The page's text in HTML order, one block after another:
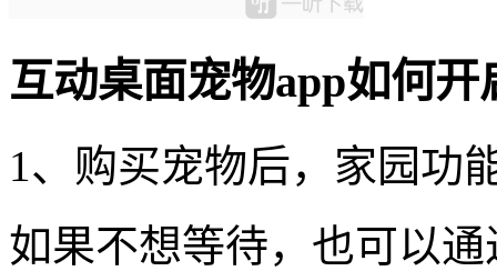
互动桌面宠物app如何开
1、购买宠物后，家园功
如果不想等待，也可以